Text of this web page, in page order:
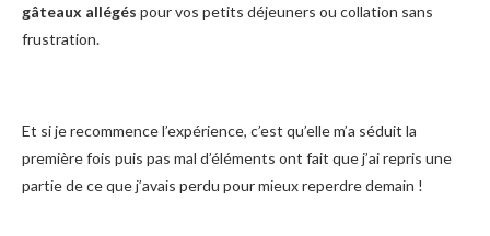
gâteaux allégés pour vos petits déjeuners ou collation sans
frustration.
Et si je recommence l’expérience, c’est qu’elle m’a séduit la
première fois puis pas mal d’éléments ont fait que j’ai repris une
partie de ce que j’avais perdu pour mieux reperdre demain !